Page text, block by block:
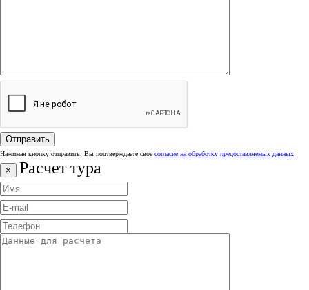
Нажимая кнопку отправить, Вы подтверждаете свое согласие на обработку предоставляемых данных
× Расчет тура